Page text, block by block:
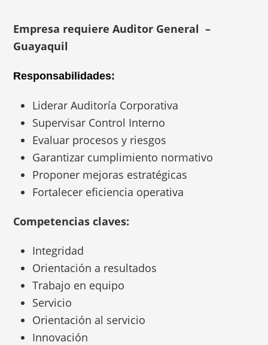
Empresa requiere Auditor General –
Guayaquil
Responsabilidades:
Liderar Auditoría Corporativa
Supervisar Control Interno
Evaluar procesos y riesgos
Garantizar cumplimiento normativo
Proponer mejoras estratégicas
Fortalecer eficiencia operativa
Competencias claves:
Integridad
Orientación a resultados
Trabajo en equipo
Servicio
Orientación al servicio
Innovación